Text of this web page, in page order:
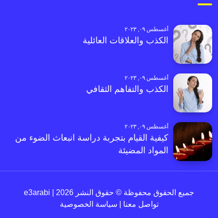
أغسطس ٠٩, ٢٠٢٣
الكذب والعلاقات العائلية
أغسطس ٠٩, ٢٠٢٣
الكذب والتفاهم الثقافي
أغسطس ٠٩, ٢٠٢٣
كيفية القيام بتجربة دراسة انبعاث الضوء من
المواد المضيئة
جميع الحقوق محفوظة © حقوق النشر 2026 | e3arabi
تواصل معنا
سياسة الخصوصية